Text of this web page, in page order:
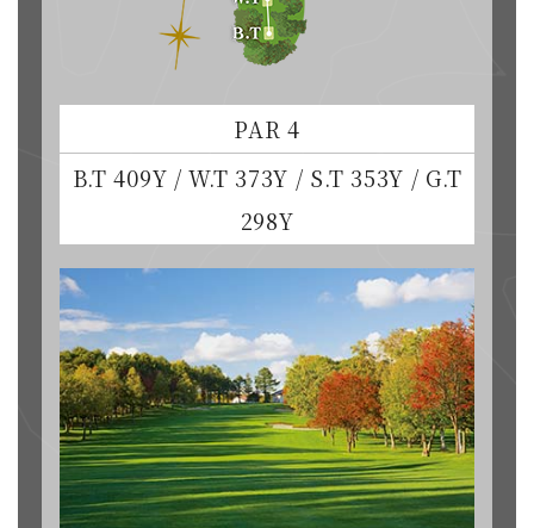
PAR 4
B.T 409Y / W.T 373Y / S.T 353Y / G.T
298Y